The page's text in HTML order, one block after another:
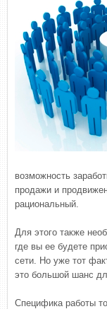
возможность
продажи и
рациональный.
Для этого также
где вы ее будете
сети. Но уже тот
это большой шанс
Специфика работы